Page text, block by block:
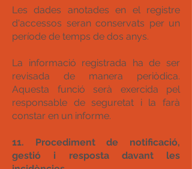
Les dades anotades en el registre
d'accessos seran conservats per un
període de temps de dos anys.
La informació registrada ha de ser
revisada de manera periòdica.
Aquesta funció serà exercida pel
responsable de seguretat i la farà
constar en un informe.
11. Procediment de notificació,
gestió i resposta davant les